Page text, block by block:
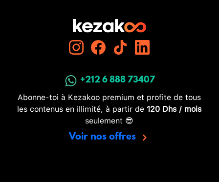
+212 6 888 73407
Abonne-toi à Kezakoo premium et profite de tous
les contenus en illimité, à partir de 120 Dhs / mois
seulement 😎
Voir nos offres